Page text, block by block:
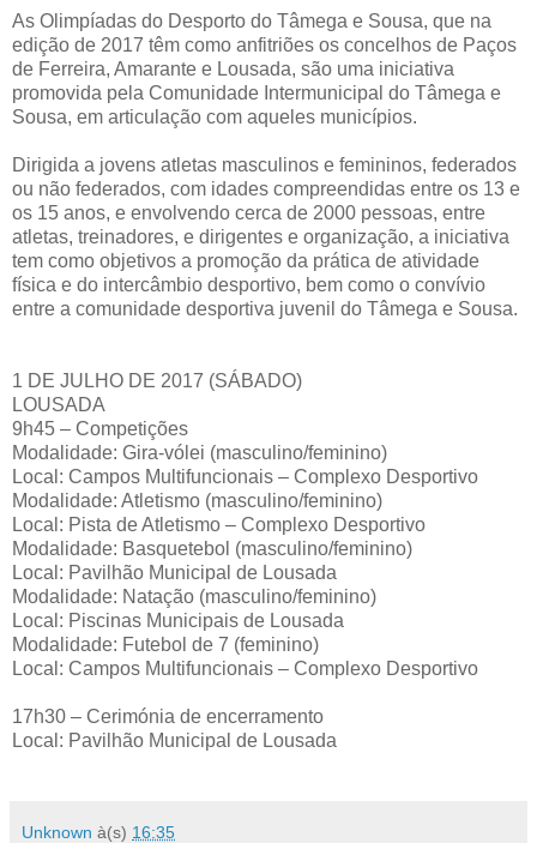
As Olimpíadas do Desporto do Tâmega e Sousa, que na
edição de 2017 têm como anfitriões os concelhos de Paços
de Ferreira, Amarante e Lousada, são uma iniciativa
promovida pela Comunidade Intermunicipal do Tâmega e
Sousa, em articulação com aqueles municípios.
Dirigida a jovens atletas masculinos e femininos, federados
ou não federados, com idades compreendidas entre os 13 e
os 15 anos, e envolvendo cerca de 2000 pessoas, entre
atletas, treinadores, e dirigentes e organização, a iniciativa
tem como objetivos a promoção da prática de atividade
física e do intercâmbio desportivo, bem como o convívio
entre a comunidade desportiva juvenil do Tâmega e Sousa.
1 DE JULHO DE 2017 (SÁBADO)
LOUSADA
9h45 – Competições
Modalidade: Gira-vólei (masculino/feminino)
Local: Campos Multifuncionais – Complexo Desportivo
Modalidade: Atletismo (masculino/feminino)
Local: Pista de Atletismo – Complexo Desportivo
Modalidade: Basquetebol (masculino/feminino)
Local: Pavilhão Municipal de Lousada
Modalidade: Natação (masculino/feminino)
Local: Piscinas Municipais de Lousada
Modalidade: Futebol de 7 (feminino)
Local: Campos Multifuncionais – Complexo Desportivo
17h30 – Cerimónia de encerramento
Local: Pavilhão Municipal de Lousada
Unknown à(s) 16:35